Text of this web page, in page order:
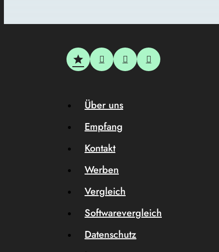
Über uns
Empfang
Kontakt
Werben
Vergleich
Softwarevergleich
Datenschutz